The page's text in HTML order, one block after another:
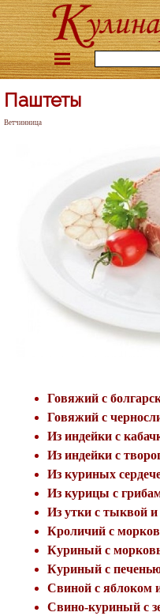
Паштеты
Ветчинница
Говяжий с
Говяжий с
Из индейки с
Из индейки с
Из куриных
Из курицы с
Из утки с тыквой
Кроличий с
Куриный с
Куриный с
Свиной с яблоком
Свино-куриный с